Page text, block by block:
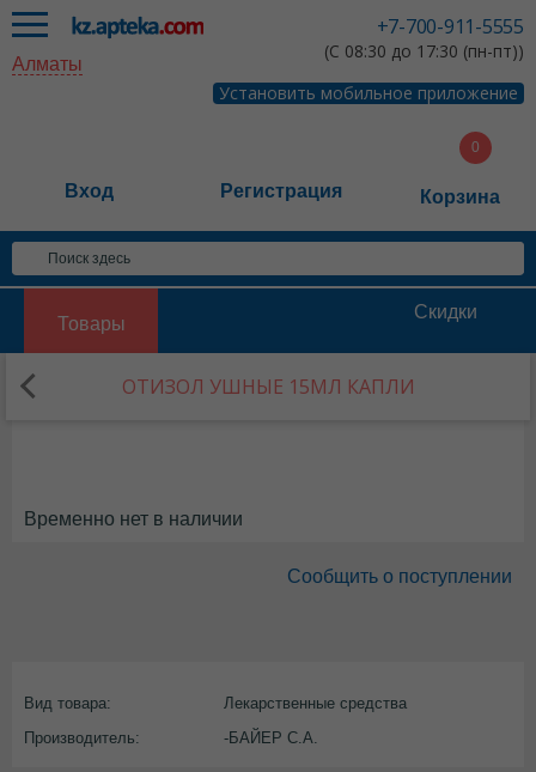
+7-700-911-5555
(С 08:30 до 17:30 (пн-пт))
Установить мобильное приложение
Алматы
Вход Регистрация Корзина
Товары
Скидки
ОТИЗОЛ УШНЫЕ 15МЛ КАПЛИ
Временно нет в наличии
Сообщить о поступлении
Вид товара:
Лекарственные средства
Производитель:
-БАЙЕР С.А.